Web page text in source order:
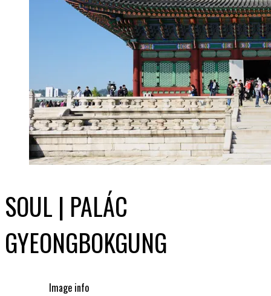
SOUL | PALÁC
GYEONGBOKGUNG
Image info